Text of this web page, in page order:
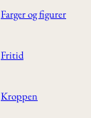
Farger og figurer
Fritid
Kroppen